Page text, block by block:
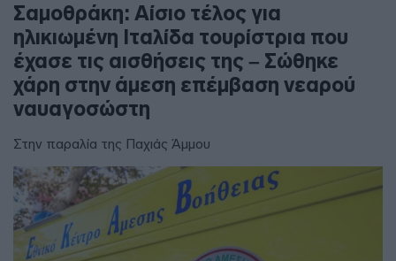
Σαμοθράκη: Αίσιο τέλος για
ηλικιωμένη Ιταλίδα τουρίστρια που
έχασε τις αισθήσεις της – Σώθηκε
χάρη στην άμεση επέμβαση νεαρού
ναυαγοσώστη
Στην παραλία της Παχιάς Άμμου